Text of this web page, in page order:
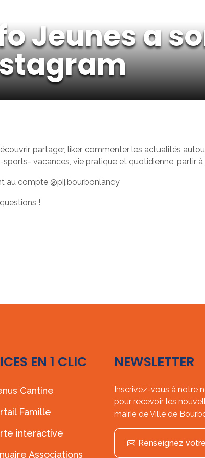
Jeunes a
partager, liker, commenter les actualités
vacances, vie pratique et quotidienne, partir à
au compte @pij.bourbonlancy
!
EN 1 CLIC
Cantine
Famille
interactive
Associations
NEWSLETTER
Inscrivez-vous à notre
pour recevoir les
mairie de Ville de
Renseignez